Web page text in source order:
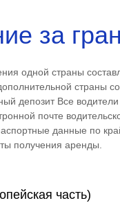
за
одной страны
страны
депозит Все
почте
данные по
получения аренды.
часть)